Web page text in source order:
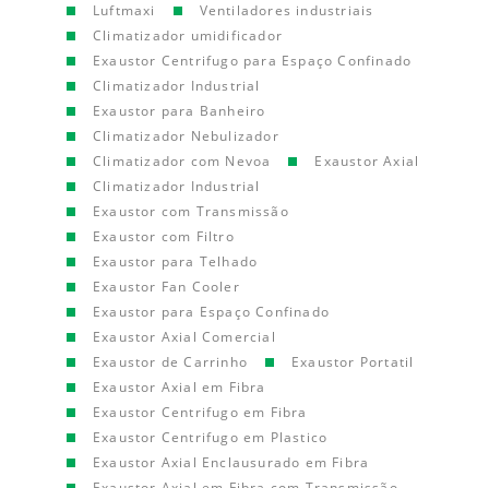
Luftmaxi
Ventiladores industriais
Climatizador umidificador
Exaustor Centrifugo para Espaço Confinado
Climatizador Industrial
Exaustor para Banheiro
Climatizador Nebulizador
Climatizador com Nevoa
Exaustor Axial
Climatizador Industrial
Exaustor com Transmissão
Exaustor com Filtro
Exaustor para Telhado
Exaustor Fan Cooler
Exaustor para Espaço Confinado
Exaustor Axial Comercial
Exaustor de Carrinho
Exaustor Portatil
Exaustor Axial em Fibra
Exaustor Centrifugo em Fibra
Exaustor Centrifugo em Plastico
Exaustor Axial Enclausurado em Fibra